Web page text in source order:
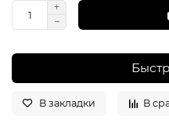
В закладки В